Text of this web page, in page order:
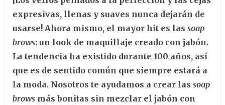
expresivas, llenas y suaves nunca dejarán de
usarse! Ahora mismo, el mayor hit es las soap
brows: un look de maquillaje creado con jabón.
La tendencia ha existido durante 100 años, así
que es de sentido común que siempre estará a
la moda. Nosotros te ayudamos a crear las soap
brows más bonitas sin mezclar el jabón con